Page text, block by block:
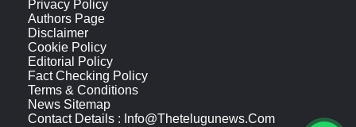
Privacy Policy
Authors Page
Disclaimer
Cookie Policy
Editorial Policy
Fact Checking Policy
Terms & Conditions
News Sitemap
Contact Details : Info@thetelugunews.com